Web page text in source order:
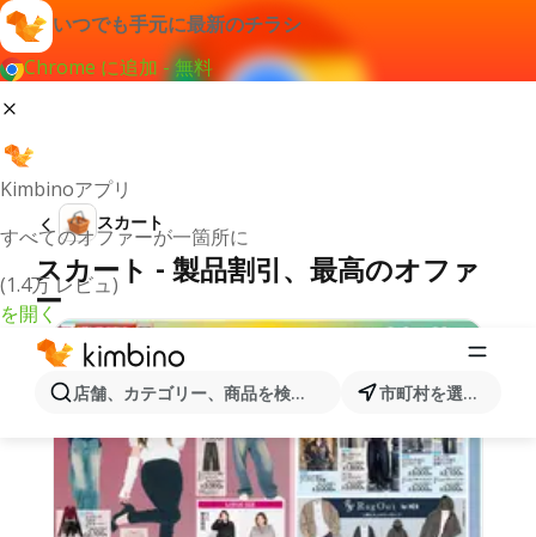
いつでも手元に最新のチラシ
Chrome に追加 - 無料
Kimbinoアプリ
すべてのオファーが一箇所に
(1.4万 レビュ)
を開く
店舗、カテゴリー、商品を検索... 市町村を選択します
スカート
スカート - 製品割引、最高のオファ
ー